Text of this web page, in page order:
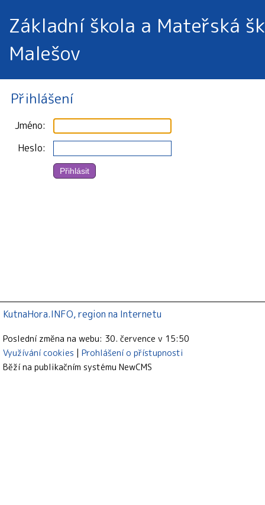
Základní škola a Mateřská
Malešov
Přihlášení
Jméno
Heslo
KutnaHora.INFO, region na Internetu
Poslední změna na webu: 30. července v 15:50
Využívání cookies
Prohlášení o přístupnosti
Běží na publikačním systému NewCMS